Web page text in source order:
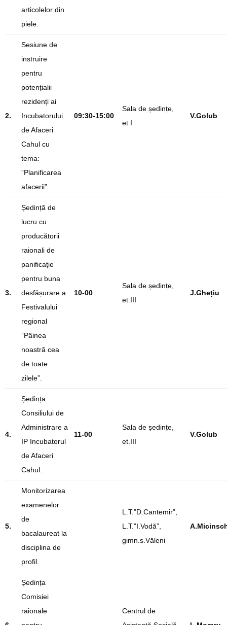
articolelor din
piele.
2.
Sesiune de
instruire
pentru
potențialii
rezidenți ai
Incubatorului
de Afaceri
Cahul cu
tema:
”Planificarea
afacerii”.
09:30-15:00
Sala de ședințe,
et.I
V.Golub
3.
Ședință de
lucru cu
producătorii
raionali de
panificație
pentru buna
desfășurare a
Festivalului
regional
”Pâinea
noastră cea
de toate
zilele”.
10-00
Sala de ședințe,
et.III
J.Ghețiu
4.
Ședința
Consiliului de
Administrare a
IP Incubatorul
de Afaceri
Cahul.
11-00
Sala de ședințe,
et.III
V.Golub
5.
Monitorizarea
examenelor
de
bacalaureat la
disciplina de
profil.
L.T.”D.Cantemir”,
L.T.”I.Vodă”,
gimn.s.Văleni
Ședința
Comisiei
raionale
Centrul de